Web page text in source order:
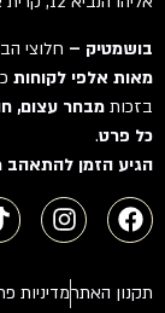
בושמטיק –חלוצי
מאות אלפי לקוחות
בזכותמבחר עצום,
כל פרט.
הגיע הזמן להתאהב
תקנון האתרמדיניות